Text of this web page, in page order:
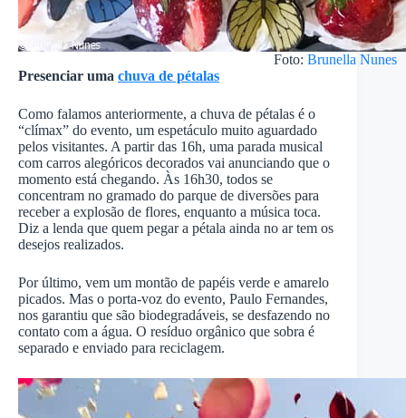
Foto: Brunella Nunes
Presenciar uma chuva de pétalas
Como falamos anteriormente, a chuva de pétalas é o
“clímax” do evento, um espetáculo muito aguardado
pelos visitantes. A partir das 16h, uma parada musical
com carros alegóricos decorados vai anunciando que o
momento está chegando. Às 16h30, todos se
concentram no gramado do parque de diversões para
receber a explosão de flores, enquanto a música toca.
Diz a lenda que quem pegar a pétala ainda no ar tem os
desejos realizados.
Por último, vem um montão de papéis verde e amarelo
picados. Mas o porta-voz do evento, Paulo Fernandes,
nos garantiu que são biodegradáveis, se desfazendo no
contato com a água. O resíduo orgânico que sobra é
separado e enviado para reciclagem.